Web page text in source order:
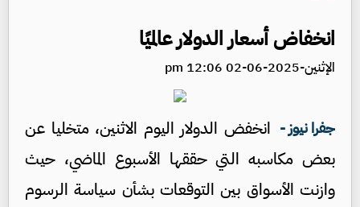
انخفاض أسعار الدولار عالميًا
الإثنين-2025-06-02 12:06 pm
جفرا نيوز - انخفض الدولار اليوم الاثنين، متخليا عن
بعض مكاسبه التي حققها الأسبوع الماضي، حيث
وازنت الأسواق بين التوقعات بشأن سياسة الرسوم